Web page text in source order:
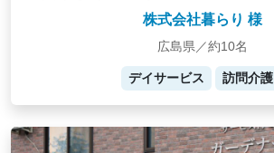
株式会社暮らり 様
広島県／約10名
デイサービス 訪問介護